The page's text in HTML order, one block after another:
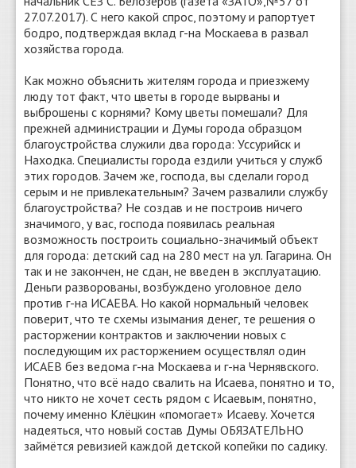
27.07.2017). С него какой спрос, поэтому и рапортует
бодро, подтверждая вклад г-на Москаева в развал
хозяйства города.
Как можно объяснить жителям города и приезжему
люду тот факт, что цветы в городе вырваны и
выброшены с корнями? Кому цветы помешали? Для
прежней администрации и Думы города образцом
благоустройства служили два города: Уссурийск и
Находка. Специалисты города ездили учиться у служб
этих городов. Зачем же, господа, вы сделали город
серым и не привлекательным? Зачем развалили службу
благоустройства? Не создав и не построив ничего
значимого, у вас, господа появилась реальная
возможность построить социально-значимый объект
для города: детский сад на 280 мест на ул. Гагарина. Он
так и не закончен, не сдан, не введен в эксплуатацию.
Деньги разворованы, возбуждено уголовное дело
против г-на ИСАЕВА. Но какой нормальный человек
поверит, что те схемы изымания денег, те решения о
расторжении контрактов и заключении новых с
последующим их расторжением осуществлял один
ИСАЕВ без ведома г-на Москаева и г-на Чернявского.
Понятно, что всё надо свалить на Исаева, понятно и то,
что никто не хочет сесть рядом с Исаевым, понятно,
почему именно Клёцкин «помогает» Исаеву. Хочется
надеяться, что новый состав Думы ОБЯЗАТЕЛЬНО
займётся ревизией каждой детской копейки по садику.